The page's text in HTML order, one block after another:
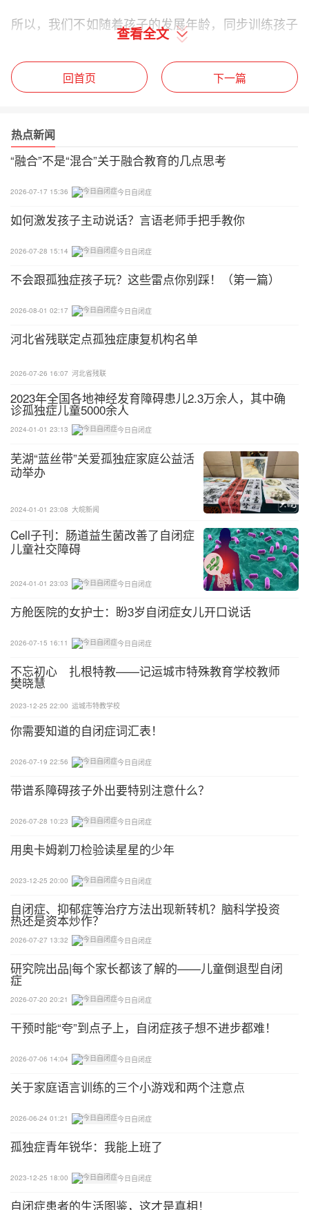
所以，我们不如随着孩子的发展年龄，同步训练孩子
的生活自理，让孩子习惯这些是日常生活的一部分，
这样效果会更好。
查看全文
回首页 下一篇
热点新闻
“融合”不是“混合”关于融合教育的几点思考
2026-07-17 15:36 今日自闭症
如何激发孩子主动说话？言语老师手把手教你
2026-07-28 15:14 今日自闭症
不会跟孤独症孩子玩？这些雷点你别踩！（第一篇）
2026-08-01 02:17 今日自闭症
河北省残联定点孤独症康复机构名单
2026-07-26 16:07 河北省残联
2023年全国各地神经发育障碍患儿2.3万余人，其中确
诊孤独症儿童5000余人
2024-01-01 23:13 今日自闭症
芜湖“蓝丝带”关爱孤独症家庭公益活
动举办
2024-01-01 23:08 大皖新闻
Cell子刊：肠道益生菌改善了自闭症
儿童社交障碍
2024-01-01 23:03 今日自闭症
方舱医院的女护士：盼3岁自闭症女儿开口说话
2026-07-15 16:11 今日自闭症
不忘初心 扎根特教——记运城市特殊教育学校教师
樊晓慧
2023-12-25 22:00 运城市特教学校
你需要知道的自闭症词汇表！
2026-07-19 22:56 今日自闭症
带谱系障碍孩子外出要特别注意什么？
2026-07-28 10:23 今日自闭症
用奥卡姆剃刀检验读星星的少年
2023-12-25 20:00 今日自闭症
自闭症、抑郁症等治疗方法出现新转机？脑科学投资
热还是资本炒作？
2026-07-27 13:32 今日自闭症
研究院出品|每个家长都该了解的——儿童倒退型自闭
症
2026-07-20 20:21 今日自闭症
干预时能“夸”到点子上，自闭症孩子想不进步都难！
2026-07-06 14:04 今日自闭症
关于家庭语言训练的三个小游戏和两个注意点
2026-06-24 01:21 今日自闭症
孤独症青年锐华：我能上班了
2023-12-25 18:00 今日自闭症
自闭症患者的生活图鉴，这才是真相！